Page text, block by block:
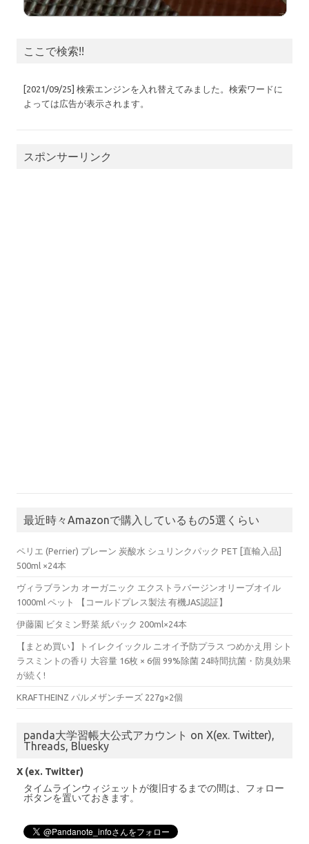
ここで検索!!
[2021/09/25] 検索エンジンを入れ替えてみました。検索ワードに
よっては広告が表示されます。
スポンサーリンク
最近時々Amazonで購入しているもの5選くらい
ペリエ (Perrier) プレーン 炭酸水 シュリンクパック PET [直輸入品]
500ml ×24本
ヴィラブランカ オーガニック エクストラバージンオリーブオイル
1000ml ペット 【コールドプレス製法 有機JAS認証】
伊藤園 ビタミン野菜 紙パック 200ml×24本
【まとめ買い】トイレクイックル ニオイ予防プラス つめかえ用 シト
ラスミントの香り 大容量 16枚 × 6個 99%除菌 24時間抗菌・防臭効果
が続く!
KRAFTHEINZ パルメザンチーズ 227g×2個
panda大学習帳大公式アカウント on X(ex. Twitter),
Threads, Bluesky
X (ex. Twitter)
タイムラインウィジェットが復旧するまでの間は、フォロー
ボタンを置いておきます。